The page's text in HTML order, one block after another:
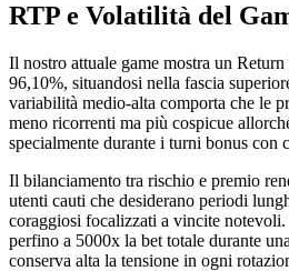
RTP e Volatilità del
Il nostro attuale game mostra un
96,10%, situandosi nella fascia
variabilità medio-alta comporta che le
meno ricorrenti ma più cospicue
specialmente durante i turni bonus con
Il bilanciamento tra rischio e premio
utenti cauti che desiderano periodi
coraggiosi focalizzati a vincite
perfino a 5000x la bet totale durante
conserva alta la tensione in ogni